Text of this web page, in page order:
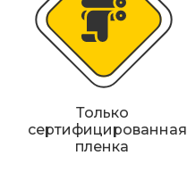
знаки
Только
сертифицированная
пленка